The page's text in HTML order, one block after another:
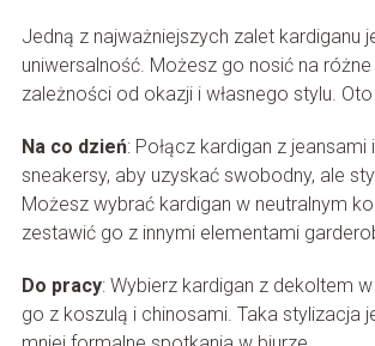
Jedną z najważniejszych zalet kardiganu
uniwersalność. Możesz go nosić na
zależności od okazji i własnego stylu.
Na co dzień: Połącz kardigan z jeansami
sneakersy, aby uzyskać swobodny, ale
Możesz wybrać kardigan w neutralnym
zestawić go z innymi elementami
Do pracy: Wybierz kardigan z dekoltem
go z koszulą i chinosami. Taka stylizacja